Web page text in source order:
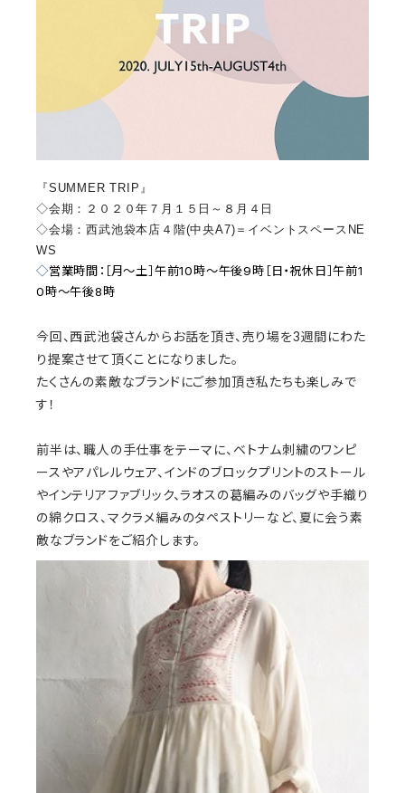
『SUMMER TRIP』
◇会期：２０２０年７月１５日～８月４日
◇会場：西武池袋本店４階(中央A7)＝ イベントスペースNE
WS
◇営業時間：［月～土］午前10 時～午後9 時［日・祝休日］午前1
0 時～午後8 時
今回、西武池袋さんからお話を頂き、売り場を3週間にわた
り提案させて頂くことになりました。
たくさんの素敵なブランドにご参加頂き私たちも楽しみで
す！
前半は、職人の手仕事をテーマに、ベトナム刺繍のワンピ
ースやアパレルウェア、インドのブロックプリントのストール
やインテリアファブリック、ラオスの葛編みのバッグや手織り
の綿クロス、マクラメ編みのタペストリーなど、夏に会う素
敵なブランドをご紹介します。